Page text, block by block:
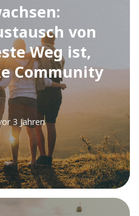
von
Weg ist,
Community
3 Jahren